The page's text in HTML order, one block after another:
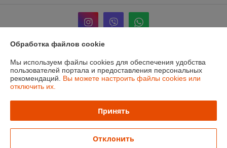
Информация для покупателя
Юридическое лицо:ЧТУП «Мечты Киры»
220024, г. Минск, ул. Асаналиева, д.42
Регистрационный номер ЕГР: 191512959
Регистрационный орган: Минский городской исполнительный комитет
Обработка файлов cookie
Мы используем файлы cookies для обеспечения удобства
пользователей портала и предоставления персональных
рекомендаций. Вы можете настроить файлы cookies или
отключить их.
Принять
Отклонить